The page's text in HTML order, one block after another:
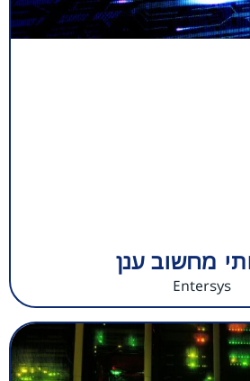
מחשוב ענן
Entersys